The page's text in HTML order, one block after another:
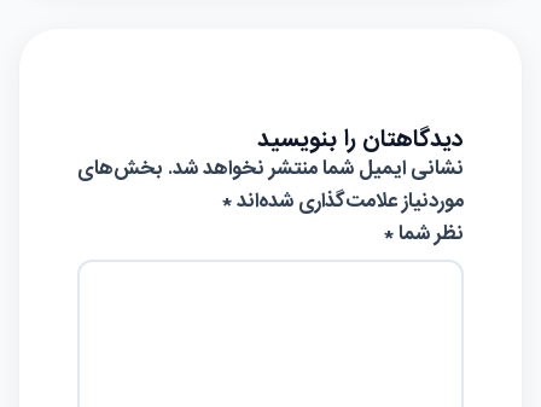
دیدگاهتان را بنویسید
نشانی ایمیل شما منتشر نخواهد شد. بخش‌های
موردنیاز علامت‌گذاری شده‌اند*
نظر شما *